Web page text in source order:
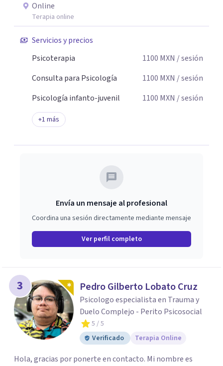
Online
Terapia online
Servicios y precios
Psicoterapia
1100 MXN / sesión
Consulta para Psicología
1100 MXN / sesión
Psicología infanto-juvenil
1100 MXN / sesión
+1 más
Envía un mensaje al profesional
Coordina una sesión directamente mediante mensaje
Ver perfil completo
3 Pedro Gilberto Lobato Cruz
Psicologo especialista en Trauma y
Duelo Complejo - Perito Psicosocial
5 / 5
Verificado
Terapia Online
Hola, gracias por ponerte en contacto. Mi nombre es